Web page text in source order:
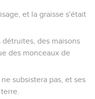
et la graisse s'était
des maisons
des monceaux de
subsistera pas, et ses